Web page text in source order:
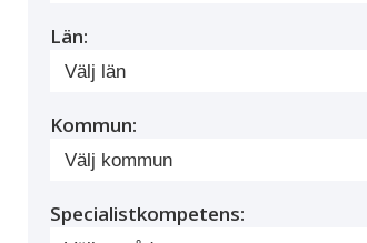
Län:
Kommun:
Specialistkompetens: